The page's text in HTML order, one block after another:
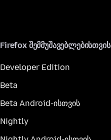
Firefox შემმუშავებლებისთვის
Developer Edition
Beta
Beta Android-ისთვის
Nightly